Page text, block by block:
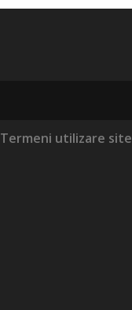
Termeni utilizare site